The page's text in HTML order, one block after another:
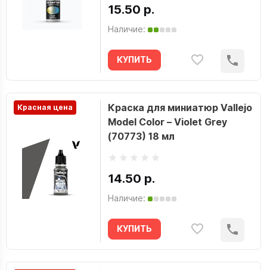
15.50 р.
Наличие:
КУПИТЬ
Красная цена
Краска для миниатюр Vallejo
Model Color – Violet Grey
(70773) 18 мл
14.50 р.
Наличие:
КУПИТЬ